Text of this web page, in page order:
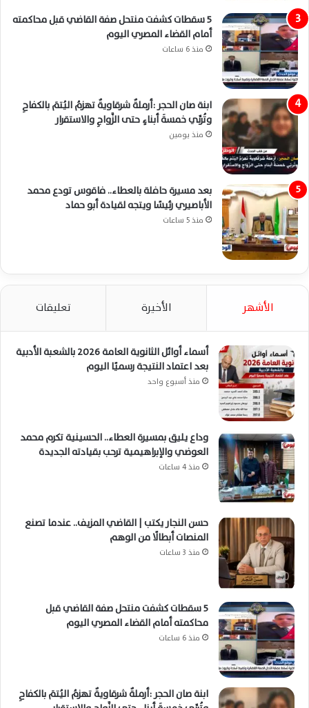
5 سقطات كشفت منتحل صفة القاضي قبل محاكمته
أمام القضاء المصري اليوم
منذ 6 ساعات
ابنة صان الحجر :أرملةٌ شرقاويةٌ تهزمُ اليُتمَ بالكفاحِ
وتُربِّي خمسةَ أبناءٍ حتى الزَّواجِ والاستقرار
منذ يومين
بعد مسيرة حافلة بالعطاء.. فاقوس تودع محمد
الأباصيري رئيسًا ويتجه لقيادة أبو حماد
منذ 5 ساعات
الأشهر الأخيرة تعليقات
أسماء أوائل الثانوية العامة 2026 بالشعبة الأدبية
بعد اعتماد النتيجة رسميًا اليوم
منذ أسبوع واحد
وداع يليق بمسيرة العطاء.. الحسينية تكرم محمد
العوضي والإبراهيمية ترحب بقيادته الجديدة
منذ 4 ساعات
حسن النجار يكتب | القاضي المزيف.. عندما تصنع
المنصات أبطالًا من الوهم
منذ 3 ساعات
5 سقطات كشفت منتحل صفة القاضي قبل
محاكمته أمام القضاء المصري اليوم
منذ 6 ساعات
ابنة صان الحجر :أرملةٌ شرقاويةٌ تهزمُ اليُتمَ بالكفاحِ